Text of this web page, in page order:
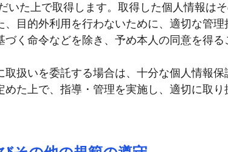
いた上で取得します。取得した個人情報は
目的外利用を行わないために、適切な管理
く命令などを除き、予め本人の同意を得
扱いを委託する場合は、十分な個人情報
た上で、指導・管理を実施し、適切に取り